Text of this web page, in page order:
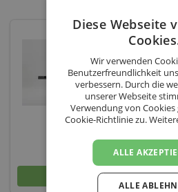
ZANTHO
Flaschen
AT)
Weingut
In den
Diese Webseite
Wir verwenden
Benutzerfreundlichkeit
verbessern. Durch die
unserer Webseite
Verwendung von
Cookie-Richtlinie zu.
ALLE
ALLE